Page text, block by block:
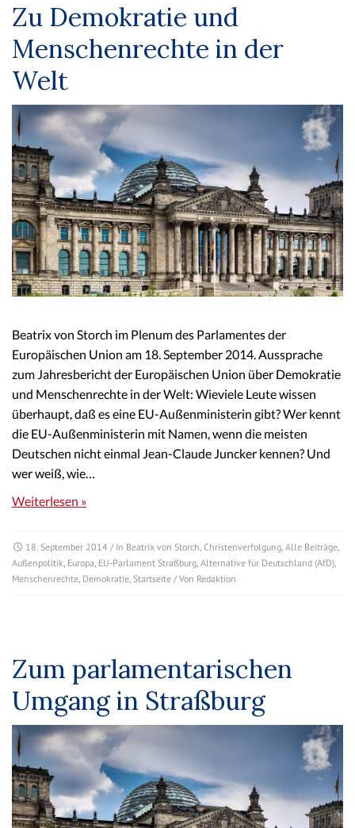
Zu Demokratie und
Menschenrechte in der
Welt
Beatrix von Storch im Plenum des Parlamentes der
Europäischen Union am 18. September 2014. Aussprache
zum Jahresbericht der Europäischen Union über Demokratie
und Menschenrechte in der Welt: Wieviele Leute wissen
überhaupt, daß es eine EU-Außenministerin gibt? Wer kennt
die EU-Außenministerin mit Namen, wenn die meisten
Deutschen nicht einmal Jean-Claude Juncker kennen? Und
wer weiß, wie…
Weiterlesen »
18. September 2014 / In Beatrix von Storch Christenverfolgung Alle Beiträge
Außenpolitik Europa EU-Parlament Straßburg Alternative für Deutschland (AfD)
Menschenrechte Demokratie Startseite / Von Redaktion
Zum parlamentarischen
Umgang in Straßburg